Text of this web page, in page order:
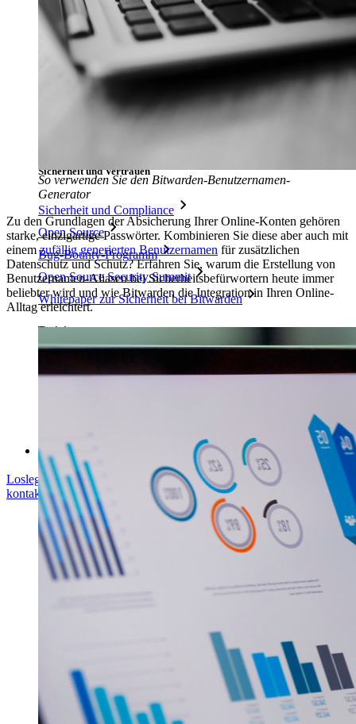
Ressourcen
Ressourcen-Center
Erfolgsgeschichten
Sicherheit und Vertrauen
Sicherheit und Compliance
Open Source
Bug-Bounty-Programm
Open Source Security Summit
Whitepaper zur Sicherheit bei Bitwarden
Training
Dienstleistungen für Unternehmen
LoslegenLoslegen Vertrieb kontaktierenVertrieb
kontaktierenAnmelden Anmelden
So verwenden Sie den Bitwarden-Benutzernamen-
Generator
Zu den Grundlagen der Absicherung Ihrer Online-Konten gehören
starke, einzigartige Passwörter. Kombinieren Sie diese aber auch mit
einemzufällig generierten Benutzernamen für zusätzlichen
Datenschutz und Schutz? Erfahren Sie, warum die Erstellung von
Benutzernamen-Aliasen bei Sicherheitsbefürwortern heute immer
beliebter wird und wie Bitwarden die Integration in Ihren Online-
Alltag erleichtert.